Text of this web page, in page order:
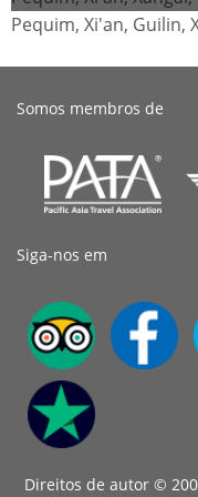
Pequim, Xi'an, Guilin,
Somos membros de
Siga-nos em
Direitos de autor ©